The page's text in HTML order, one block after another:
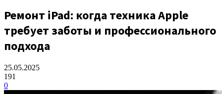
Ремонт iPad: когда техника Apple
требует заботы и профессионального
подхода
25.05.2025
191
0